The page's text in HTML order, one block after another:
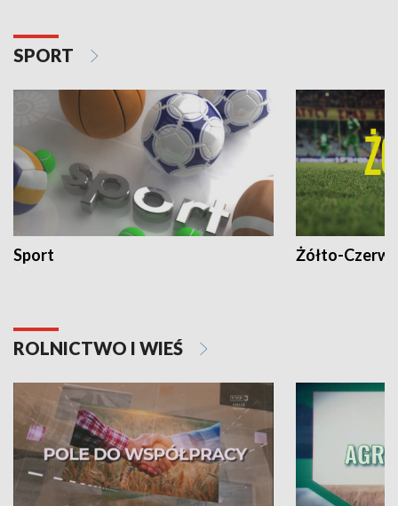
SPORT
Sport Żółto-
ROLNICTWO I WIEŚ